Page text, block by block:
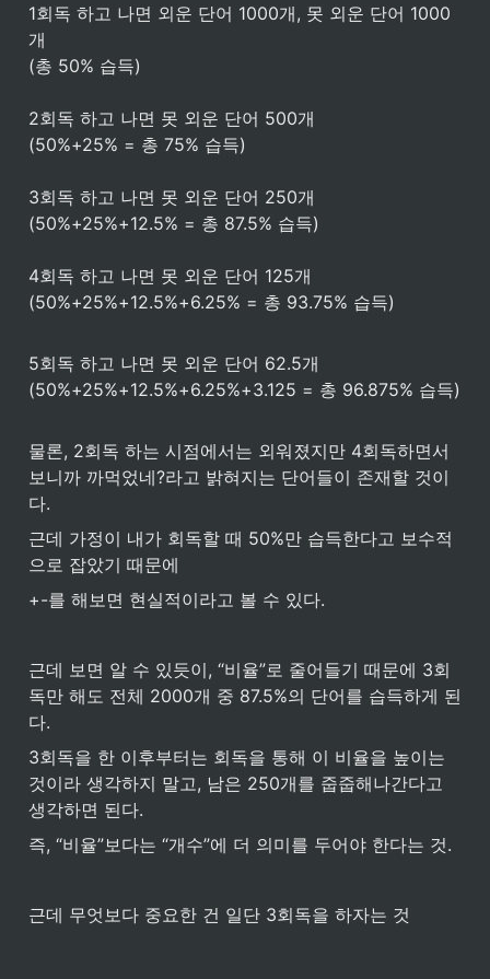
1회독 하고 나면 외운 단어 1000개, 못 외운 단어 1000
개
(총 50% 습득)
2회독 하고 나면 못 외운 단어 500개
(50%+25% = 총 75% 습득)
3회독 하고 나면 못 외운 단어 250개
(50%+25%+12.5% = 총 87.5% 습득)
4회독 하고 나면 못 외운 단어 125개
(50%+25%+12.5%+6.25% = 총 93.75% 습득)
5회독 하고 나면 못 외운 단어 62.5개
(50%+25%+12.5%+6.25%+3.125 = 총 96.875% 습득)
물론, 2회독 하는 시점에서는 외워졌지만 4회독하면서
보니까 까먹었네?라고 밝혀지는 단어들이 존재할 것이
다.
근데 가정이 내가 회독할 때 50%만 습득한다고 보수적
으로 잡았기 때문에
+-를 해보면 현실적이라고 볼 수 있다.
근데 보면 알 수 있듯이, “비율”로 줄어들기 때문에 3회
독만 해도 전체 2000개 중 87.5%의 단어를 습득하게 된
다.
3회독을 한 이후부터는 회독을 통해 이 비율을 높이는
것이라 생각하지 말고, 남은 250개를 줍줍해나간다고
생각하면 된다.
즉, “비율”보다는 “개수”에 더 의미를 두어야 한다는 것.
근데 무엇보다 중요한 건 일단 3회독을 하자는 것